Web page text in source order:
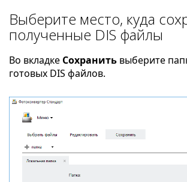
Выберите место, куда
полученные DIS файлы
Во вкладке Сохранить выберите
готовых DIS файлов.